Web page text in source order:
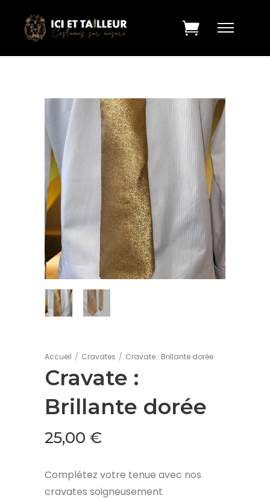
Accueil / Cravates / Cravate : Brillante dorée
Cravate :
Brillante dorée
25,00 €
Complétez votre tenue avec nos
cravates soigneusement